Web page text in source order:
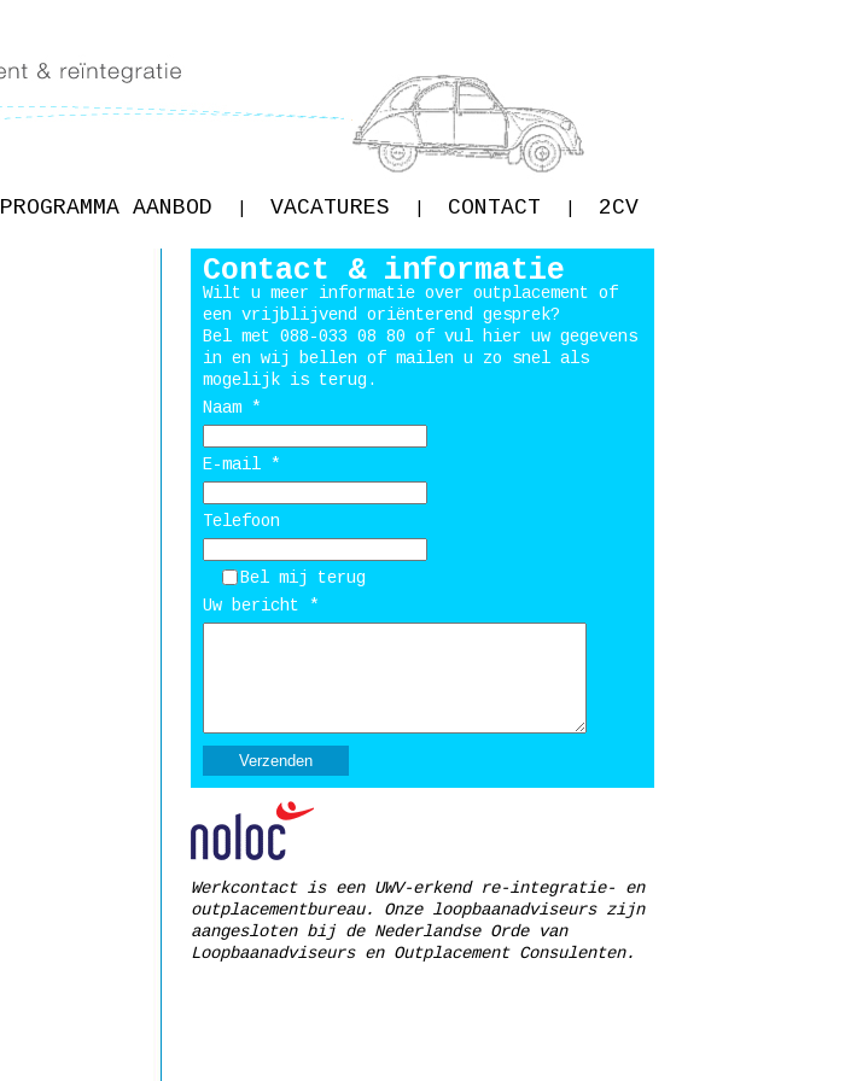
PROGRAMMA AANBOD VACATURES CONTACT 2CV
Contact & informatie
Wilt u meer informatie over outplacement of
een vrijblijvend oriënterend gesprek?
Bel met 088-033 08 80 of vul hier uw gegevens
in en wij bellen of mailen u zo snel als
mogelijk is terug.
Naam *
E-mail *
Telefoon
Bel mij terug
Uw bericht *
Werkcontact is een UWV-erkend re-integratie- en
outplacementbureau. Onze loopbaanadviseurs zijn
aangesloten bij de Nederlandse Orde van
Loopbaanadviseurs en Outplacement Consulenten.